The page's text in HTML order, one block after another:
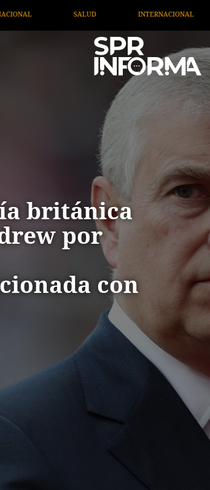
TV MIGRANTE INFORMA OPINIÓN
británica
por
con